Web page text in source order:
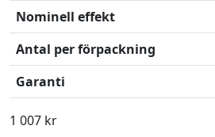
Nominell effekt
Antal per förpackning
Garanti
1 007 kr